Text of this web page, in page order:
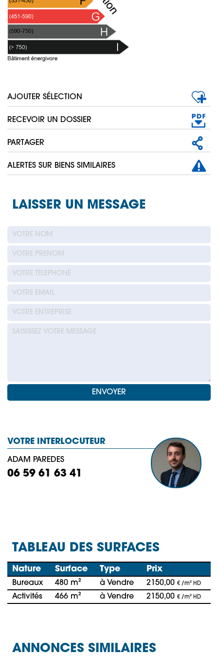
AJOUTER SÉLECTION
RECEVOIR UN DOSSIER
PARTAGER
ALERTES SUR BIENS SIMILAIRES
LAISSER UN MESSAGE
VOTRE INTERLOCUTEUR
ADAM PAREDES
06 59 61 63 41
TABLEAU DES SURFACES
Nature Surface Type Prix
Bureaux 480 m² à Vendre 2150,00 € /m² HD
Activités 466 m² à Vendre 2150,00 € /m² HD
ANNONCES SIMILAIRES